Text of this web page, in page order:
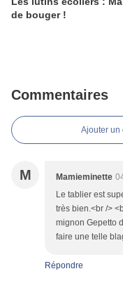
de bouger !
Commentaires
Ajouter un
M Mamieminette
Le tablier est
très bien.<br />
mignon Gepetto
faire une telle
Répondre